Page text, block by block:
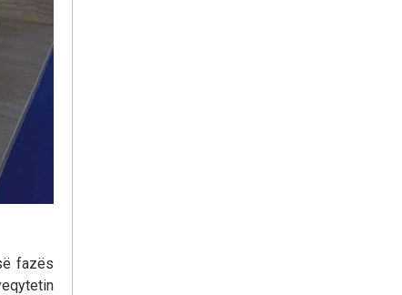
fazës